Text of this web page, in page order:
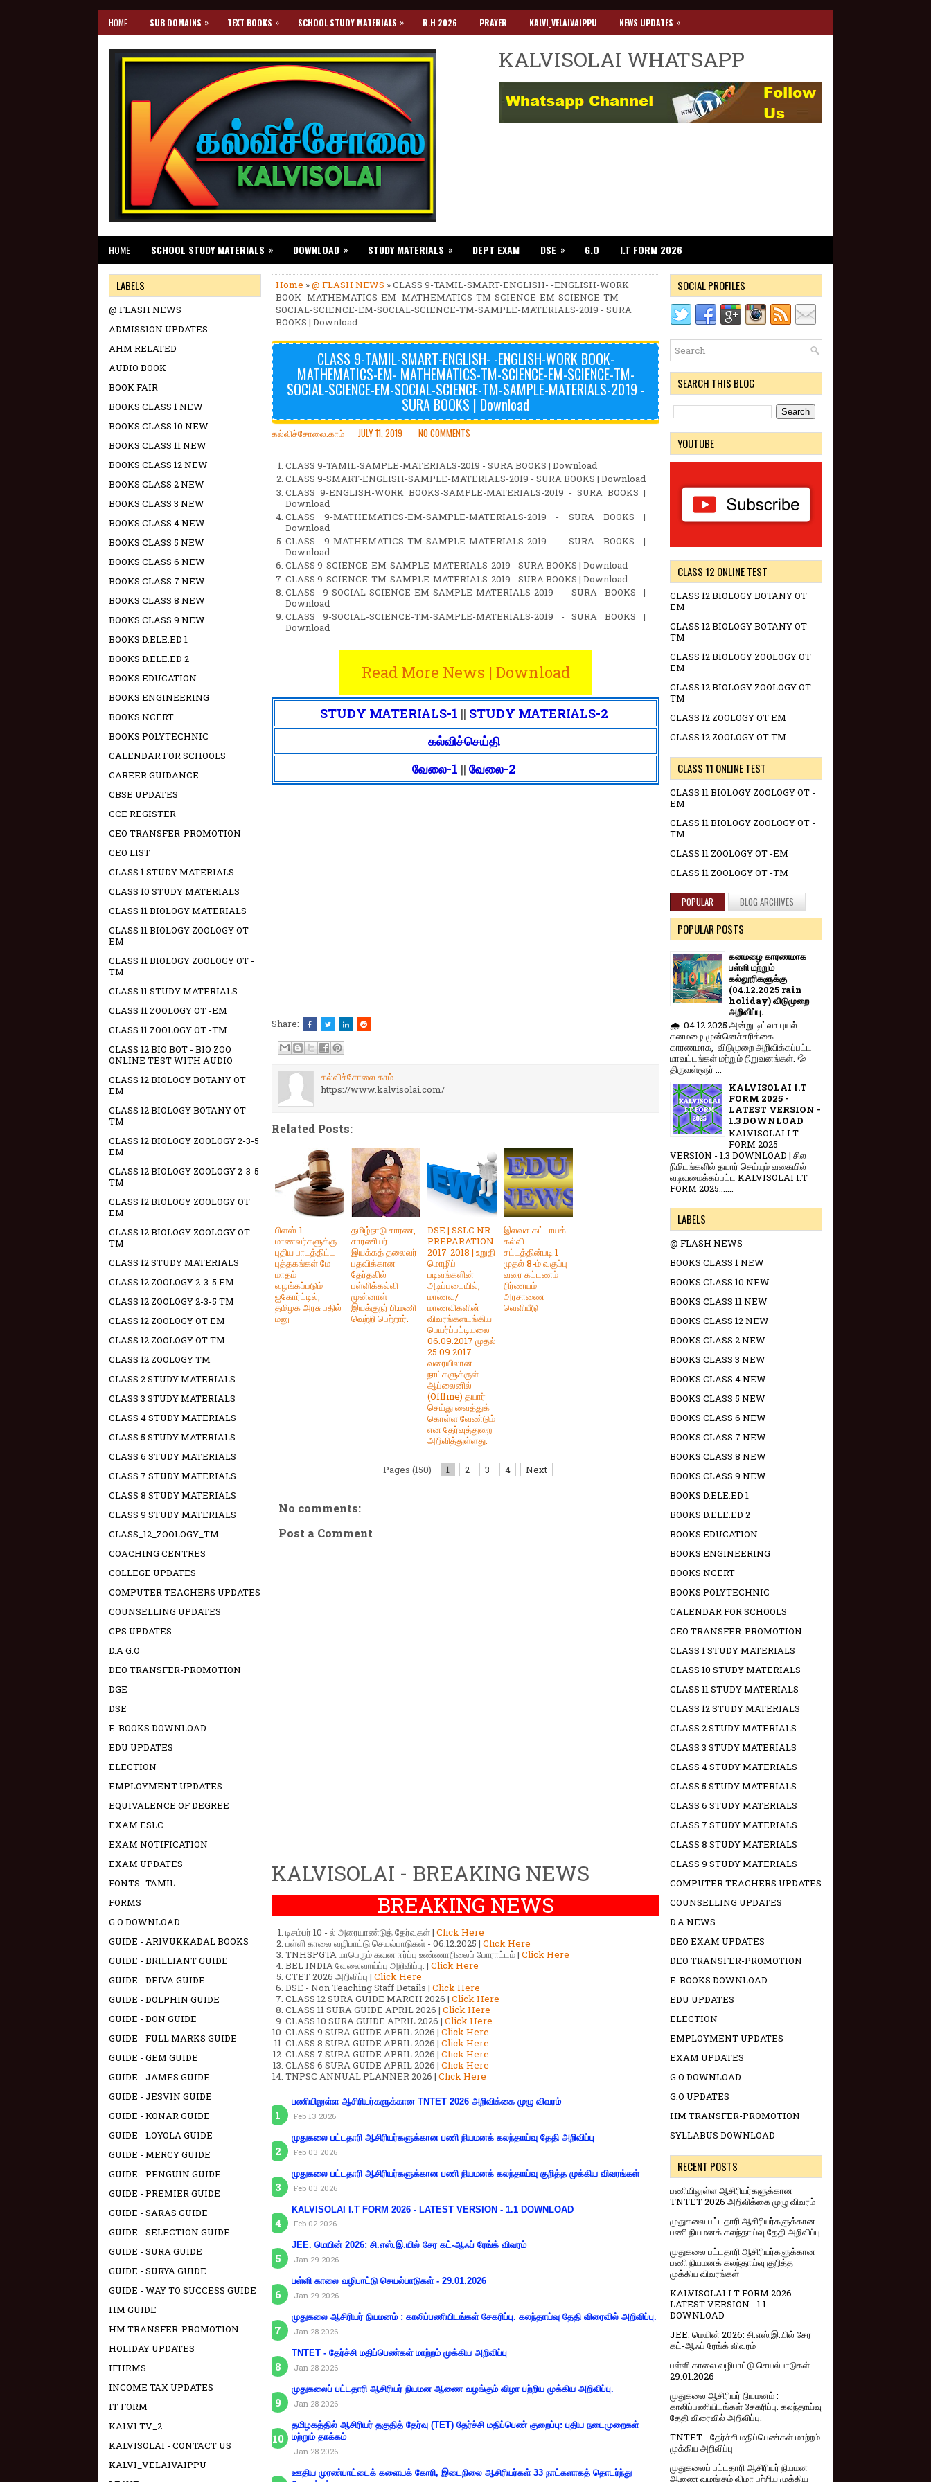
HOME SUB DOMAINS » TEXT BOOKS » SCHOOL STUDY MATERIALS » R.H 2026 PRAYER KALVI_VELAIVAIPPU NEWS UPDATES »
KALVISOLAI WHATSAPP
HOME SCHOOL STUDY MATERIALS » DOWNLOAD » STUDY MATERIALS » DEPT EXAM DSE » G.O I.T FORM 2026
Home »@ FLASH NEWS » CLASS 9-TAMIL-SMART-ENGLISH- -ENGLISH-WORK
BOOK- MATHEMATICS-EM- MATHEMATICS-TM-SCIENCE-EM-SCIENCE-TM-
SOCIAL-SCIENCE-EM-SOCIAL-SCIENCE-TM-SAMPLE-MATERIALS-2019 - SURA
BOOKS | Download
CLASS 9-TAMIL-SMART-ENGLISH- -ENGLISH-WORK BOOK-
MATHEMATICS-EM- MATHEMATICS-TM-SCIENCE-EM-SCIENCE-TM-
SOCIAL-SCIENCE-EM-SOCIAL-SCIENCE-TM-SAMPLE-MATERIALS-2019 -
SURA BOOKS | Download
கல்விச்சோலை.காம் JULY 11, 2019 NO COMMENTS
CLASS 9-TAMIL-SAMPLE-MATERIALS-2019 - SURA BOOKS | Download
CLASS 9-SMART-ENGLISH-SAMPLE-MATERIALS-2019 - SURA BOOKS | Download
CLASS 9-ENGLISH-WORK BOOKS-SAMPLE-MATERIALS-2019 - SURA BOOKS |
Download
CLASS 9-MATHEMATICS-EM-SAMPLE-MATERIALS-2019 - SURA BOOKS |
Download
CLASS 9-MATHEMATICS-TM-SAMPLE-MATERIALS-2019 - SURA BOOKS |
Download
CLASS 9-SCIENCE-EM-SAMPLE-MATERIALS-2019 - SURA BOOKS | Download
CLASS 9-SCIENCE-TM-SAMPLE-MATERIALS-2019 - SURA BOOKS | Download
CLASS 9-SOCIAL-SCIENCE-EM-SAMPLE-MATERIALS-2019 - SURA BOOKS |
Download
CLASS 9-SOCIAL-SCIENCE-TM-SAMPLE-MATERIALS-2019 - SURA BOOKS |
Download
Read More News | Download
STUDY MATERIALS-1 || STUDY MATERIALS-2
கல்விச்செய்தி
வேலை-1 || வேலை-2
Share:
கல்விச்சோலை.காம்
https://www.kalvisolai.com/
Related Posts:
பிளஸ்-1
மாணவர்களுக்கு
புதிய பாடத்திட்ட
புத்தகங்கள் மே
மாதம்
வழங்கப்படும்
ஐகோர்ட்டில்,
தமிழக அரசு பதில்
மனு
தமிழ்நாடு சாரண,
சாரணியர்
இயக்கத் தலைவர்
பதவிக்கான
தேர்தலில்
பள்ளிக்கல்வி
முன்னாள்
இயக்குநர் பி.மணி
வெற்றி பெற்றார்.
DSE | SSLC NR
PREPARATION
2017-2018 | உறுதி
மொழிப்
படிவங்களின்
அடிப்படையில்,
மாணவ/
மாணவிகளின்
விவரங்களடங்கிய
பெயர்ப்பட்டியலை
06.09.2017 முதல்
25.09.2017
வரையிலான
நாட்களுக்குள்
ஆப்லைனில்
(Offline) தயார்
செய்து வைத்துக்
கொள்ள வேண்டும்
என தேர்வுத்துறை
அறிவித்துள்ளது.
இலவச கட்டாயக்
கல்வி
சட்டத்தின்படி 1
முதல் 8-ம் வகுப்பு
வரை கட்டணம்
நிர்ணயம்
அரசாணை
வெளியீடு
Pages (150) 1 2 3 4 Next
No comments:
Post a Comment
KALVISOLAI - BREAKING NEWS
BREAKING NEWS
டிசம்பர் 10 - ல் அரையாண்டுத் தேர்வுகள் | Click Here
பள்ளி காலை வழிபாட்டு செயல்பாடுகள் - 06.12.2025 | Click Here
TNHSPGTA மாபெரும் கவன ஈர்ப்பு உண்ணாநிலைப் போராட்டம் | Click Here
BEL INDIA வேலைவாய்ப்பு அறிவிப்பு. | Click Here
CTET 2026 அறிவிப்பு | Click Here
DSE - Non Teaching Staff Details | Click Here
CLASS 12 SURA GUIDE MARCH 2026 | Click Here
CLASS 11 SURA GUIDE APRIL 2026 | Click Here
CLASS 10 SURA GUIDE APRIL 2026 | Click Here
CLASS 9 SURA GUIDE APRIL 2026 | Click Here
CLASS 8 SURA GUIDE APRIL 2026 | Click Here
CLASS 7 SURA GUIDE APRIL 2026 | Click Here
CLASS 6 SURA GUIDE APRIL 2026 | Click Here
TNPSC ANNUAL PLANNER 2026 | Click Here
பணியிலுள்ள ஆசிரியர்களுக்கான TNTET 2026 அறிவிக்கை முழு விவரம்
Feb 13 2026
முதுகலை பட்டதாரி ஆசிரியர்களுக்கான பணி நியமனக் கலந்தாய்வு தேதி அறிவிப்பு
Feb 03 2026
முதுகலை பட்டதாரி ஆசிரியர்களுக்கான பணி நியமனக் கலந்தாய்வு குறித்த முக்கிய விவரங்கள்
Feb 03 2026
KALVISOLAI I.T FORM 2026 - LATEST VERSION - 1.1 DOWNLOAD
Feb 02 2026
JEE. மெயின் 2026: சி.எஸ்.இ.யில் சேர கட்-ஆஃப் ரேங்க் விவரம்
Jan 29 2026
பள்ளி காலை வழிபாட்டு செயல்பாடுகள் - 29.01.2026
Jan 29 2026
முதுகலை ஆசிரியர் நியமனம் : காலிப்பணியிடங்கள் சேகரிப்பு. கலந்தாய்வு தேதி விரைவில் அறிவிப்பு.
Jan 28 2026
TNTET - தேர்ச்சி மதிப்பெண்கள் மாற்றம் முக்கிய அறிவிப்பு
Jan 28 2026
முதுகலைப் பட்டதாரி ஆசிரியர் நியமன ஆணை வழங்கும் விழா பற்றிய முக்கிய அறிவிப்பு.
Jan 28 2026
தமிழகத்தில் ஆசிரியர் தகுதித் தேர்வு (TET) தேர்ச்சி மதிப்பெண் குறைப்பு: புதிய நடைமுறைகள்
மற்றும் தாக்கம்
Jan 28 2026
ஊதிய முரண்பாட்டைக் களையக் கோரி, இடைநிலை ஆசிரியர்கள் 33 நாட்களாகத் தொடர்ந்து
LABELS
@ FLASH NEWS
ADMISSION UPDATES
AHM RELATED
AUDIO BOOK
BOOK FAIR
BOOKS CLASS 1 NEW
BOOKS CLASS 10 NEW
BOOKS CLASS 11 NEW
BOOKS CLASS 12 NEW
BOOKS CLASS 2 NEW
BOOKS CLASS 3 NEW
BOOKS CLASS 4 NEW
BOOKS CLASS 5 NEW
BOOKS CLASS 6 NEW
BOOKS CLASS 7 NEW
BOOKS CLASS 8 NEW
BOOKS CLASS 9 NEW
BOOKS D.ELE.ED 1
BOOKS D.ELE.ED 2
BOOKS EDUCATION
BOOKS ENGINEERING
BOOKS NCERT
BOOKS POLYTECHNIC
CALENDAR FOR SCHOOLS
CAREER GUIDANCE
CBSE UPDATES
CCE REGISTER
CEO TRANSFER-PROMOTION
CEO LIST
CLASS 1 STUDY MATERIALS
CLASS 10 STUDY MATERIALS
CLASS 11 BIOLOGY MATERIALS
CLASS 11 BIOLOGY ZOOLOGY OT -
EM
CLASS 11 BIOLOGY ZOOLOGY OT -
TM
CLASS 11 STUDY MATERIALS
CLASS 11 ZOOLOGY OT -EM
CLASS 11 ZOOLOGY OT -TM
CLASS 12 BIO BOT - BIO ZOO
ONLINE TEST WITH AUDIO
CLASS 12 BIOLOGY BOTANY OT
EM
CLASS 12 BIOLOGY BOTANY OT
TM
CLASS 12 BIOLOGY ZOOLOGY 2-3-5
EM
CLASS 12 BIOLOGY ZOOLOGY 2-3-5
TM
CLASS 12 BIOLOGY ZOOLOGY OT
EM
CLASS 12 BIOLOGY ZOOLOGY OT
TM
CLASS 12 STUDY MATERIALS
CLASS 12 ZOOLOGY 2-3-5 EM
CLASS 12 ZOOLOGY 2-3-5 TM
CLASS 12 ZOOLOGY OT EM
CLASS 12 ZOOLOGY OT TM
CLASS 12 ZOOLOGY TM
CLASS 2 STUDY MATERIALS
CLASS 3 STUDY MATERIALS
CLASS 4 STUDY MATERIALS
CLASS 5 STUDY MATERIALS
CLASS 6 STUDY MATERIALS
CLASS 7 STUDY MATERIALS
CLASS 8 STUDY MATERIALS
CLASS 9 STUDY MATERIALS
CLASS_12_ZOOLOGY_TM
COACHING CENTRES
COLLEGE UPDATES
COMPUTER TEACHERS UPDATES
COUNSELLING UPDATES
CPS UPDATES
D.A G.O
DEO TRANSFER-PROMOTION
DGE
DSE
E-BOOKS DOWNLOAD
EDU UPDATES
ELECTION
EMPLOYMENT UPDATES
EQUIVALENCE OF DEGREE
EXAM ESLC
EXAM NOTIFICATION
EXAM UPDATES
FONTS -TAMIL
FORMS
G.O DOWNLOAD
GUIDE - ARIVUKKADAL BOOKS
GUIDE - BRILLIANT GUIDE
GUIDE - DEIVA GUIDE
GUIDE - DOLPHIN GUIDE
GUIDE - DON GUIDE
GUIDE - FULL MARKS GUIDE
GUIDE - GEM GUIDE
GUIDE - JAMES GUIDE
GUIDE - JESVIN GUIDE
GUIDE - KONAR GUIDE
GUIDE - LOYOLA GUIDE
GUIDE - MERCY GUIDE
GUIDE - PENGUIN GUIDE
GUIDE - PREMIER GUIDE
GUIDE - SARAS GUIDE
GUIDE - SELECTION GUIDE
GUIDE - SURA GUIDE
GUIDE - SURYA GUIDE
GUIDE - WAY TO SUCCESS GUIDE
HM GUIDE
HM TRANSFER-PROMOTION
HOLIDAY UPDATES
IFHRMS
INCOME TAX UPDATES
IT FORM
KALVI TV_2
KALVISOLAI - CONTACT US
KALVI_VELAIVAIPPU
SOCIAL PROFILES
SEARCH THIS BLOG
YOUTUBE
CLASS 12 ONLINE TEST
CLASS 12 BIOLOGY BOTANY OT
EM
CLASS 12 BIOLOGY BOTANY OT
TM
CLASS 12 BIOLOGY ZOOLOGY OT
EM
CLASS 12 BIOLOGY ZOOLOGY OT
TM
CLASS 12 ZOOLOGY OT EM
CLASS 12 ZOOLOGY OT TM
CLASS 11 ONLINE TEST
CLASS 11 BIOLOGY ZOOLOGY OT -
EM
CLASS 11 BIOLOGY ZOOLOGY OT -
TM
CLASS 11 ZOOLOGY OT -EM
CLASS 11 ZOOLOGY OT -TM
POPULAR BLOG ARCHIVES
POPULAR POSTS
கனமழை காரணமாக
பள்ளி மற்றும்
கல்லூரிகளுக்கு
(04.12.2025 rain
holiday) விடுமுறை
அறிவிப்பு.
🌧️ 04.12.2025 அன்று டிட்வா புயல்
கனமழை முன்னெச்சரிக்கை
காரணமாக, விடுமுறை அறிவிக்கப்பட்ட
மாவட்டங்கள் மற்றும் நிறுவனங்கள்: 💦
திருவள்ளூர் ...
KALVISOLAI I.T
FORM 2025 -
LATEST VERSION -
1.3 DOWNLOAD
KALVISOLAI I.T
FORM 2025 -
VERSION - 1.3 DOWNLOAD | சில
நிமிடங்களில் தயார் செய்யும் வகையில்
வடிவமைக்கப்பட்ட KALVISOLAI I.T
FORM 2025.......
LABELS
@ FLASH NEWS
BOOKS CLASS 1 NEW
BOOKS CLASS 10 NEW
BOOKS CLASS 11 NEW
BOOKS CLASS 12 NEW
BOOKS CLASS 2 NEW
BOOKS CLASS 3 NEW
BOOKS CLASS 4 NEW
BOOKS CLASS 5 NEW
BOOKS CLASS 6 NEW
BOOKS CLASS 7 NEW
BOOKS CLASS 8 NEW
BOOKS CLASS 9 NEW
BOOKS D.ELE.ED 1
BOOKS D.ELE.ED 2
BOOKS EDUCATION
BOOKS ENGINEERING
BOOKS NCERT
BOOKS POLYTECHNIC
CALENDAR FOR SCHOOLS
CEO TRANSFER-PROMOTION
CLASS 1 STUDY MATERIALS
CLASS 10 STUDY MATERIALS
CLASS 11 STUDY MATERIALS
CLASS 12 STUDY MATERIALS
CLASS 2 STUDY MATERIALS
CLASS 3 STUDY MATERIALS
CLASS 4 STUDY MATERIALS
CLASS 5 STUDY MATERIALS
CLASS 6 STUDY MATERIALS
CLASS 7 STUDY MATERIALS
CLASS 8 STUDY MATERIALS
CLASS 9 STUDY MATERIALS
COMPUTER TEACHERS UPDATES
COUNSELLING UPDATES
D.A NEWS
DEO EXAM UPDATES
DEO TRANSFER-PROMOTION
E-BOOKS DOWNLOAD
EDU UPDATES
ELECTION
EMPLOYMENT UPDATES
EXAM UPDATES
G.O DOWNLOAD
G.O UPDATES
HM TRANSFER-PROMOTION
SYLLABUS DOWNLOAD
RECENT POSTS
பணியிலுள்ள ஆசிரியர்களுக்கான
TNTET 2026 அறிவிக்கை முழு விவரம்
முதுகலை பட்டதாரி ஆசிரியர்களுக்கான
பணி நியமனக் கலந்தாய்வு தேதி அறிவிப்பு
முதுகலை பட்டதாரி ஆசிரியர்களுக்கான
பணி நியமனக் கலந்தாய்வு குறித்த
முக்கிய விவரங்கள்
KALVISOLAI I.T FORM 2026 -
LATEST VERSION - 1.1
DOWNLOAD
JEE. மெயின் 2026: சி.எஸ்.இ.யில் சேர
கட்-ஆஃப் ரேங்க் விவரம்
பள்ளி காலை வழிபாட்டு செயல்பாடுகள் -
29.01.2026
முதுகலை ஆசிரியர் நியமனம் :
காலிப்பணியிடங்கள் சேகரிப்பு. கலந்தாய்வு
தேதி விரைவில் அறிவிப்பு.
TNTET - தேர்ச்சி மதிப்பெண்கள் மாற்றம்
முக்கிய அறிவிப்பு
முதுகலைப் பட்டதாரி ஆசிரியர் நியமன
ஆணை வழங்கும் விழா பற்றிய முக்கிய